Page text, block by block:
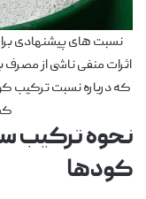
نسبت های پیشنهادی
اثرات منفی ناشی از
که درباره نسبت ترکیب
نحوه ترکیب
کودها